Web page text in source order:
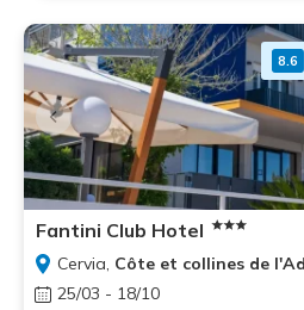
8.6
Fantini Club Hotel
Cervia, Côte et collines de
25/03 - 18/10